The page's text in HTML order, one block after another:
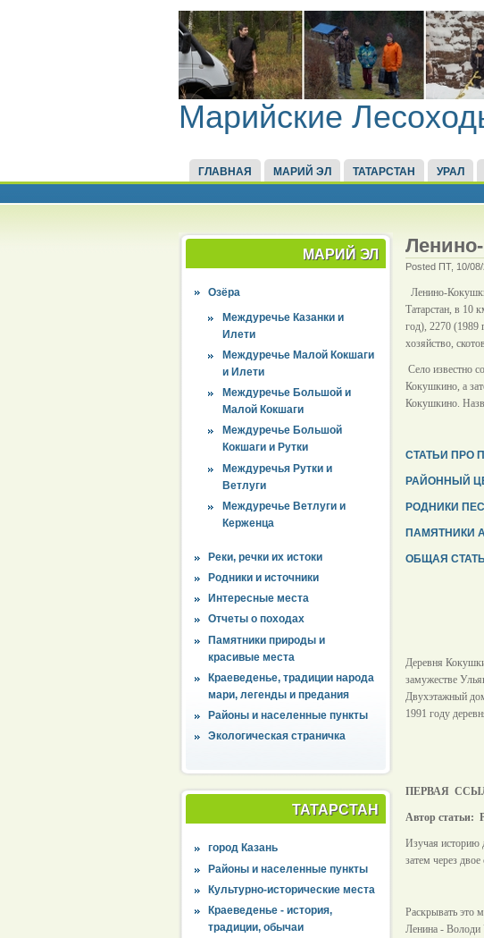
Марийские
ГЛАВНАЯ МАРИЙ ЭЛ ТАТАРСТАН УРАЛ
МАРИЙ ЭЛ
Озёра
Междуречье Казанки и
Илети
Междуречье Малой Кокшаги
и Илети
Междуречье Большой и
Малой Кокшаги
Междуречье Большой
Кокшаги и Рутки
Междуречья Рутки и
Ветлуги
Междуречье Ветлуги и
Керженца
Реки, речки их истоки
Родники и источники
Интересные места
Отчеты о походах
Памятники природы и
красивые места
Краеведенье, традиции народа
мари, легенды и предания
Районы и населенные пункты
Экологическая страничка
ТАТАРСТАН
город Казань
Районы и населенные пункты
Культурно-исторические места
Краеведенье - история,
традиции, обычаи
Posted ПТ, 10/
Ленино-
Татарстан, в 10
год), 2270 (1989
хозяйство,
Село известно
Кокушкино, а
Кокушкино.
СТАТЬИ ПРО
РАЙОННЫЙ
РОДНИКИ
ПАМЯТНИКИ
ОБЩАЯ
Деревня
замужестве
Двухэтажный
1991 году
ПЕРВАЯ
Автор статьи:
Изучая историю
затем через
Раскрывать это
Ленина - Володи